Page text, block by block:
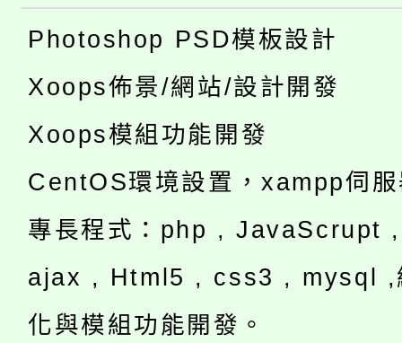
Photoshop PSD模板設計
Xoops佈景/網站/設計開發
Xoops模組功能開發
CentOS環境設置，xampp伺
專長程式：php , JavaScrupt
ajax , Html5 , css3 , mysql ,
化與模組功能開發。